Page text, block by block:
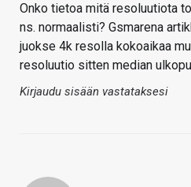
Onko tietoa mitä resoluutiota
ns. normaalisti? Gsmarena
juokse 4k resolla kokoaikaa
resoluutio sitten median
Kirjaudu sisään vastataksesi